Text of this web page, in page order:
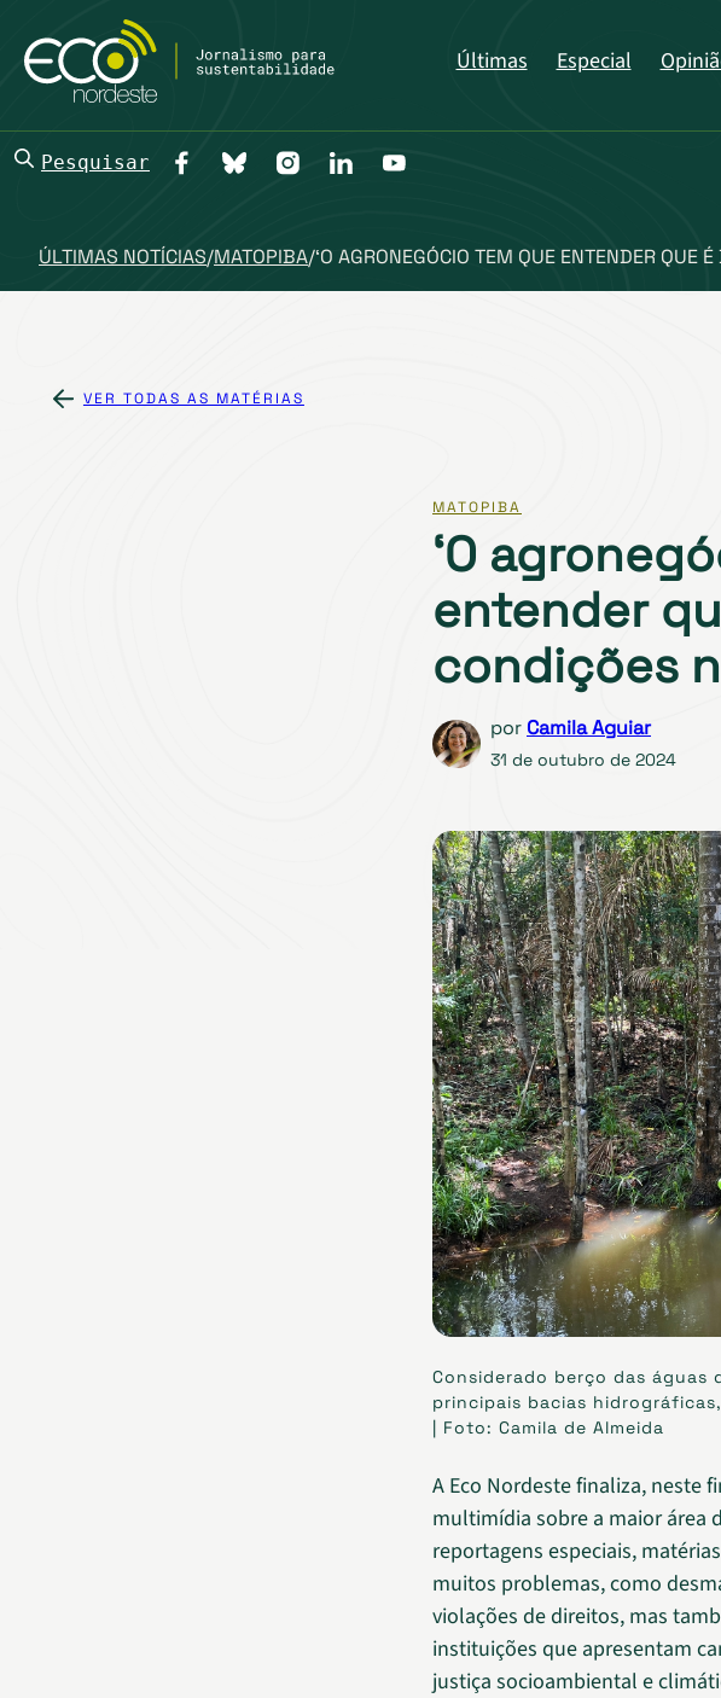
Últimas Especial
Pesquisar
ÚLTIMAS NOTÍCIAS/MATOPIBA/‘O AGRONEGÓCIO TEM QUE ENTENDER QUE
VER TODAS AS MATÉRIAS
MATOPIBA
‘O
entender
condições
por Camila Aguiar
31 de outubro de 2024
Considerado berço das águas
principais bacias
| Foto: Camila de Almeida
A Eco Nordeste finaliza, neste
multimídia sobre a maior área
reportagens especiais,
muitos problemas, como
violações de direitos, mas
instituições que apresentam
justiça socioambiental e